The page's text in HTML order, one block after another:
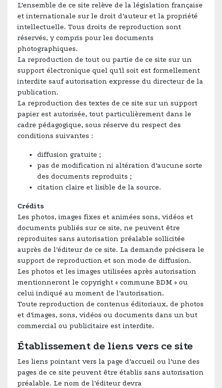
L’ensemble de ce site relève de la législation française
et internationale sur le droit d’auteur et la propriété
intellectuelle. Tous droits de reproduction sont
réservés, y compris pour les documents
photographiques.
La reproduction de tout ou partie de ce site sur un
support électronique quel qu’il soit est formellement
interdite sauf autorisation expresse du directeur de la
publication.
La reproduction des textes de ce site sur un support
papier est autorisée, tout particulièrement dans le
cadre pédagogique, sous réserve du respect des
conditions suivantes :
diffusion gratuite ;
pas de modification ni altération d’aucune sorte
des documents reproduits ;
citation claire et lisible de la source.
Crédits
Les photos, images fixes et animées sons, vidéos et
documents publiés sur ce site, ne peuvent être
reproduites sans autorisation préalable sollicitée
auprès de l’éditeur de ce site. La demande précisera le
support de reproduction et son mode de diffusion.
Les photos et les images utilisées après autorisation
mentionneront le copyright « commune BDM » ou
celui indiqué au moment de l’autorisation.
Toute reproduction de contenus éditoriaux, de photos
et d’images, sons, vidéos ou documents dans un but
commercial ou publicitaire est interdite.
Établissement de liens vers ce site
Les liens pointant vers la page d’accueil ou l’une des
pages de ce site peuvent être établis sans autorisation
préalable. Le nom de l’éditeur devra